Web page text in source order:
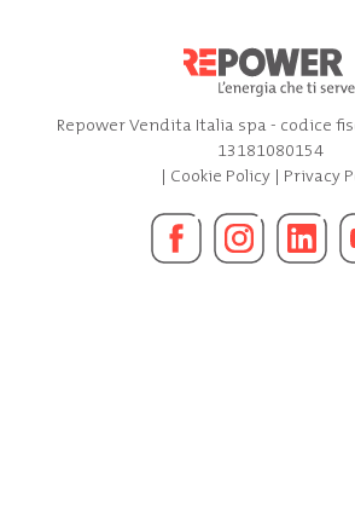
Repower Vendita Italia spa - codice
13181080154
| Cookie Policy| Privacy